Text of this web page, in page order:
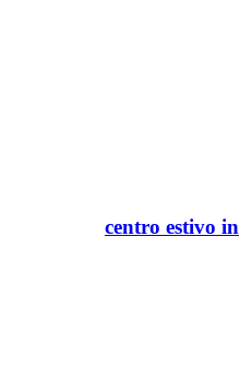
centro estivo in